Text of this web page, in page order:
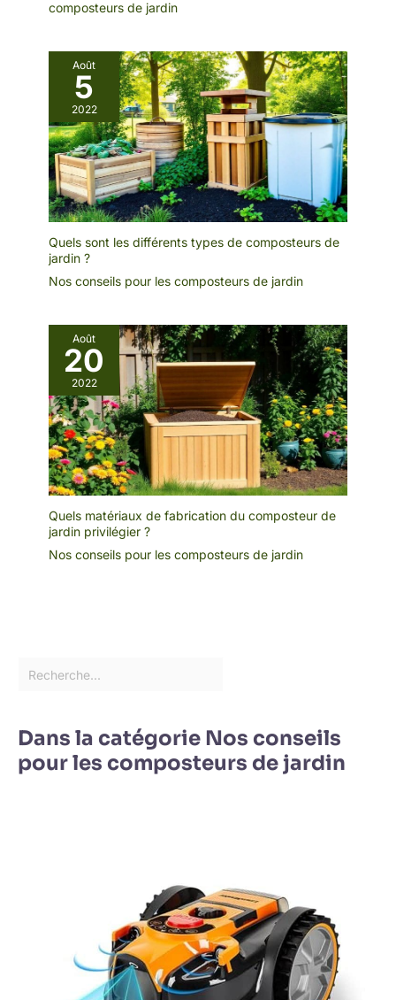
composteurs de jardin
Août
5
2022
Quels sont les différents types de composteurs de
jardin ?
Nos conseils pour les composteurs de jardin
Août
20
2022
Quels matériaux de fabrication du composteur de
jardin privilégier ?
Nos conseils pour les composteurs de jardin
Dans la catégorie Nos conseils
pour les composteurs de jardin